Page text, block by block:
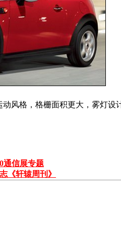
风格，格栅面积更大，雾灯
通信展专题
《轩辕周刊》